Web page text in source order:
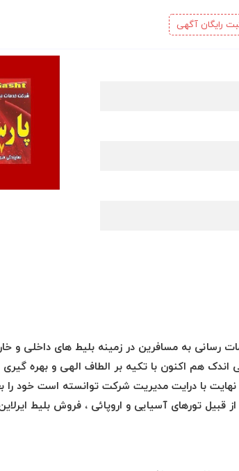
رایگان آگهی
رسانی به مسافرین در زمینه بلیط های داخلی و
هم اکنون با تکیه بر الطاف الهی و بهره گیری
با درایت مدیریت شرکت توانسته است خود را
تورهای آسیایی و اروپائی ، فروش بلیط